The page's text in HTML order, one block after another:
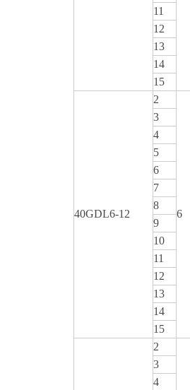
11
12
13
14
15
40GDL6-12
2
6
3
4
5
6
7
8
9
10
11
12
13
14
15
2
3
4